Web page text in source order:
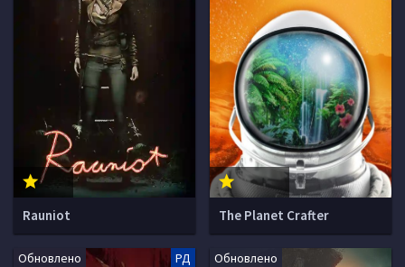
Rauniot The Planet Crafter
Обновлено РД Обновлено